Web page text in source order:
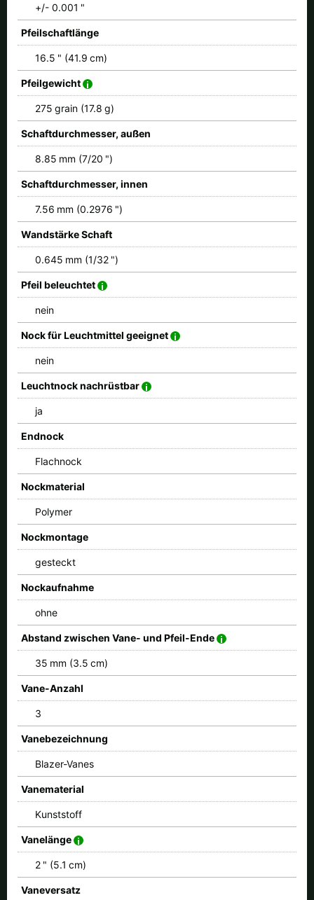
+/- 0.001 "
Pfeilschaftlänge
16.5 " (41.9 cm)
Pfeilgewicht
275 grain (17.8 g)
Schaftdurchmesser, außen
8.85 mm (7/20 ")
Schaftdurchmesser, innen
7.56 mm (0.2976 ")
Wandstärke Schaft
0.645 mm (1/32 ")
Pfeil beleuchtet
nein
Nock für Leuchtmittel geeignet
nein
Leuchtnock nachrüstbar
ja
Endnock
Flachnock
Nockmaterial
Polymer
Nockmontage
gesteckt
Nockaufnahme
ohne
Abstand zwischen Vane- und Pfeil-Ende
35 mm (3.5 cm)
Vane-Anzahl
3
Vanebezeichnung
Blazer-Vanes
Vanematerial
Kunststoff
Vanelänge
2 " (5.1 cm)
Vaneversatz